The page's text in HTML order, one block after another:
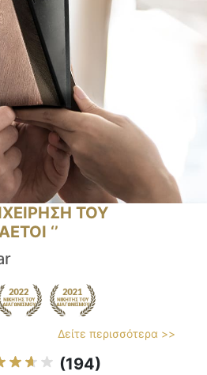
ΤΟΥ
‘’
Δείτε περισσότερα >>
(194)